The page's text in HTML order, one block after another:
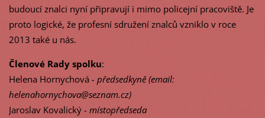
budoucí znalci nyní připravují i mimo policejní pracoviště. Je
proto logické, že profesní sdružení znalců vzniklo v roce
2013 také u nás.
Členové Rady spolku:
Helena Hornychová - předsedkyně (email:
helenahornychova@seznam.cz)
Jaroslav Kovalický - místopředseda